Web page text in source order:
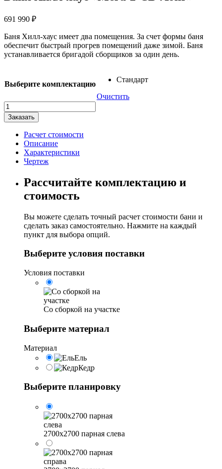
691 990 ₽
Баня Хилл-хаус имеет два помещения. За счет формы баня
обеспечит быстрый прогрев помещений даже зимой. Баня
устанавливается бригадой сборщиков за один день.
Выберите комплектацию
Стандарт
Очистить
Количество
товара
Баня
Хилл-
хаус
"Мега-2-
СВ-
Лонг"
Заказать
Расчет стоимости
Описание
Характеристики
Чертеж
Рассчитайте комплектацию и
стоимость
Вы можете сделать точный расчет стоимости бани и
сделать заказ самостоятельно. Нажмите на каждый
пункт для выбора опций.
Выберите условия поставки
Условия поставки
Со сборкой на участке
Выберите материал
Материал
Ель
Кедр
Выберите планировку
2700x2700 парная слева